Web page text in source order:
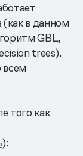
в данном
GBL,
trees).
всем
того как
):